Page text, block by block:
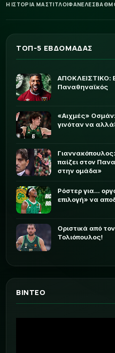
Η ΙΣΤΟΡΙΑ ΜΑΣΤΙΤΛΟΙΦΑΝΕΛΕΣ
ΤΟΠ-5 ΕΒΔΟΜΑΔΑΣ
ΑΠΟΚΛΕΙΣΤΙΚΟ:
Παναθηναϊκός
«Αιχμές» Οσμάν:
γινόταν να
παίζει στον
στην ομάδα»
Ρόστερ για...
επιλογή» να
Οριστικά από
Τολιόπουλος!
ΒΙΝΤΕΟ